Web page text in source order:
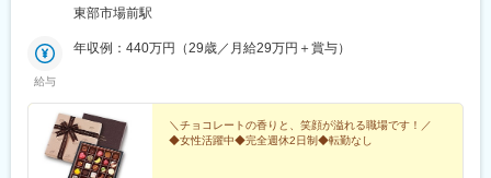
東部市場前駅
給与
年収例：440万円（29歳／月給29万円＋賞与）
＼チョコレートの香りと、笑顔が溢れる職場です！／
◆女性活躍中◆完全週休2日制◆転勤なし